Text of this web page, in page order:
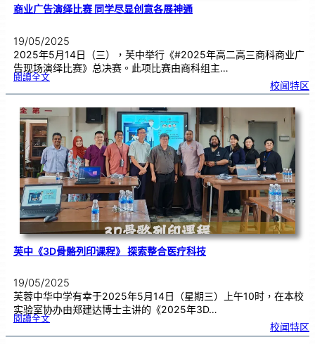
商业广告演绎比赛 同学尽显创意各展神通
19/05/2025
2025年5月14日（三），芙中举行《#2025年高二高三商科商业广
告现场演绎比赛》总决赛。此项比赛由商科组主…
閱讀全文:商
告
绎
比
赛
同
尽
显
创
意
各
展
神
通
校闻特区
芙中《3D骨骼列印课程》 探索整合医疗科技
19/05/2025
芙蓉中华中学有幸于2025年5月14日（星期三）上午10时，在本校
实验室协办由郑建达博士主讲的《2025年3D…
閱讀全文:芙
3
校闻特区